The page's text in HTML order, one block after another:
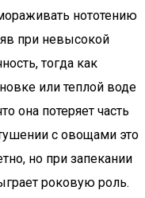
нототению
при невысокой
тогда как
или теплой воде
она потеряет часть
с овощами это
но при запекании
роковую роль.